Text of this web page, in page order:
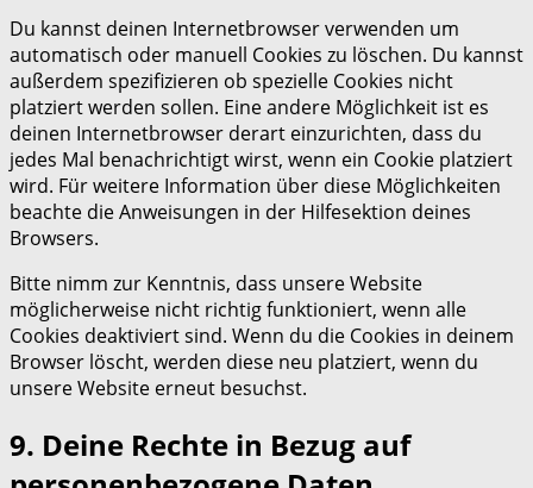
Du kannst deinen Internetbrowser verwenden um
automatisch oder manuell Cookies zu löschen. Du kannst
außerdem spezifizieren ob spezielle Cookies nicht
platziert werden sollen. Eine andere Möglichkeit ist es
deinen Internetbrowser derart einzurichten, dass du
jedes Mal benachrichtigt wirst, wenn ein Cookie platziert
wird. Für weitere Information über diese Möglichkeiten
beachte die Anweisungen in der Hilfesektion deines
Browsers.
Bitte nimm zur Kenntnis, dass unsere Website
möglicherweise nicht richtig funktioniert, wenn alle
Cookies deaktiviert sind. Wenn du die Cookies in deinem
Browser löscht, werden diese neu platziert, wenn du
unsere Website erneut besuchst.
9. Deine Rechte in Bezug auf